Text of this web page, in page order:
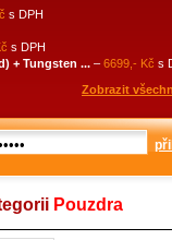
s DPH
s DPH
+ Tungsten ... – 6699,- Kč s
Zobrazit
Pouzdra